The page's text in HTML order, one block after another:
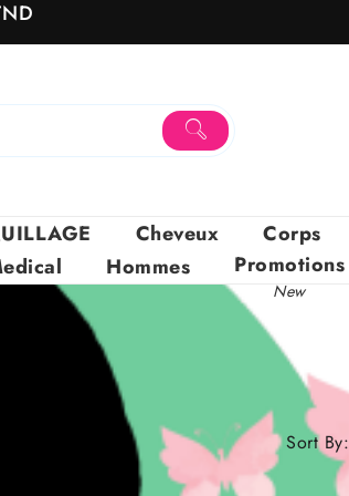
Cheveux Corps
Hommes Promotions
New
Sort By: